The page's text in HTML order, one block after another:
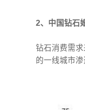
2、中国钻石
钻石消费需
的一线城市